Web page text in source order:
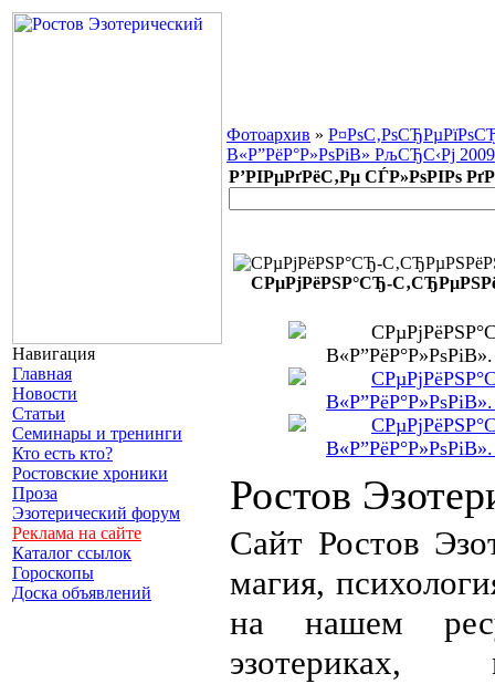
Навигация
Главная
Новости
Статьи
Семинары и тренинги
Кто есть кто?
Ростовские хроники
Проза
Эзотерический форум
Реклама на сайте
Каталог ссылок
Гороскопы
Доска объявлений
Фотоархив »
В«Р”РёР°Р»РѕРіВ» РљСЂС‹Рј 2009
Р’РІРµРґРёС‚Рµ СЃР»РѕРІРѕ
CРµРјРёРЅР°СЂ-
Ростов
Сайт Ростов
магия,
на нашем
эзотериках,